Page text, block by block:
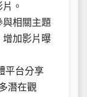
。
與相關主題
增加影片曝
平台分享
潛在觀